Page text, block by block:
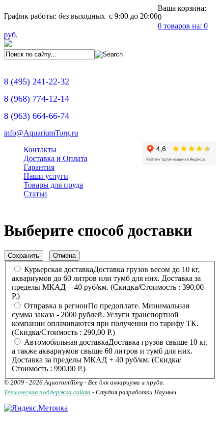
График работы: без выходных с 9:00 до 20:00
Ваша корзина:
0
0 товаров на: 0
руб.
8 (495) 241-22-32
8 (968) 774-12-14
8 (963) 664-66-74
info@AquariumTorg.ru
Контакты
Доставка и Оплата
Гарантия
Наши услуги
Товары для пруда
Статьи
Выберите способ доставки
Сохранить Отмена
Курьерская доставкаДоставка грузов весом до 10 кг,
аквариумов до 60 литров или тумб для них. Доставка за
пределы МКАД + 40 руб/км. (Скидка/Стоимость : 390,00
Р.)
Отправка в регионПо предоплате. Минимальная
сумма заказа - 2000 рублей. Услуги транспортной
компании оплачиваются при получении по тарифу ТК.
(Скидка/Стоимость : 290,00 Р.)
Автомобильная доставкаДоставка грузов свыше 10 кг,
а также аквариумов свыше 60 литров и тумб для них.
Доставка за пределы МКАД + 40 руб/км. (Скидка/
Стоимость : 990,00 Р.)
© 2009 - 2026 AquariumTorg - Все для аквариума и пруда.
Техническая поддержка сайта - Студия разработки Наумыч